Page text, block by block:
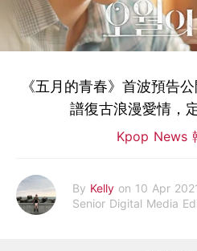
《五月的青春》首波預告
譜復古浪漫愛情，
Kpop News
By Kelly on 10 Apr
Senior Digital Media